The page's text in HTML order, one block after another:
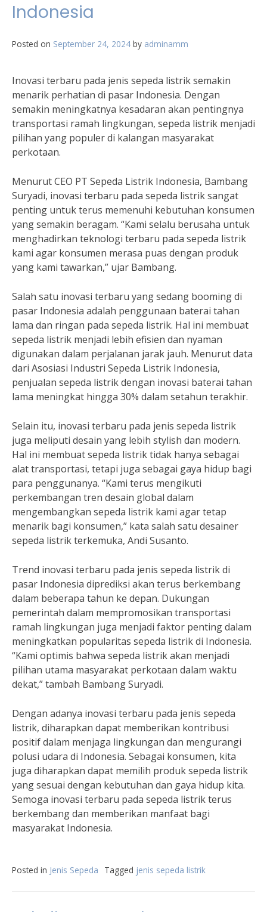
Indonesia
Posted on September 24, 2024 by adminamm
Inovasi terbaru pada jenis sepeda listrik semakin
menarik perhatian di pasar Indonesia. Dengan
semakin meningkatnya kesadaran akan pentingnya
transportasi ramah lingkungan, sepeda listrik menjadi
pilihan yang populer di kalangan masyarakat
perkotaan.
Menurut CEO PT Sepeda Listrik Indonesia, Bambang
Suryadi, inovasi terbaru pada sepeda listrik sangat
penting untuk terus memenuhi kebutuhan konsumen
yang semakin beragam. “Kami selalu berusaha untuk
menghadirkan teknologi terbaru pada sepeda listrik
kami agar konsumen merasa puas dengan produk
yang kami tawarkan,” ujar Bambang.
Salah satu inovasi terbaru yang sedang booming di
pasar Indonesia adalah penggunaan baterai tahan
lama dan ringan pada sepeda listrik. Hal ini membuat
sepeda listrik menjadi lebih efisien dan nyaman
digunakan dalam perjalanan jarak jauh. Menurut data
dari Asosiasi Industri Sepeda Listrik Indonesia,
penjualan sepeda listrik dengan inovasi baterai tahan
lama meningkat hingga 30% dalam setahun terakhir.
Selain itu, inovasi terbaru pada jenis sepeda listrik
juga meliputi desain yang lebih stylish dan modern.
Hal ini membuat sepeda listrik tidak hanya sebagai
alat transportasi, tetapi juga sebagai gaya hidup bagi
para penggunanya. “Kami terus mengikuti
perkembangan tren desain global dalam
mengembangkan sepeda listrik kami agar tetap
menarik bagi konsumen,” kata salah satu desainer
sepeda listrik terkemuka, Andi Susanto.
Trend inovasi terbaru pada jenis sepeda listrik di
pasar Indonesia diprediksi akan terus berkembang
dalam beberapa tahun ke depan. Dukungan
pemerintah dalam mempromosikan transportasi
ramah lingkungan juga menjadi faktor penting dalam
meningkatkan popularitas sepeda listrik di Indonesia.
“Kami optimis bahwa sepeda listrik akan menjadi
pilihan utama masyarakat perkotaan dalam waktu
dekat,” tambah Bambang Suryadi.
Dengan adanya inovasi terbaru pada jenis sepeda
listrik, diharapkan dapat memberikan kontribusi
positif dalam menjaga lingkungan dan mengurangi
polusi udara di Indonesia. Sebagai konsumen, kita
juga diharapkan dapat memilih produk sepeda listrik
yang sesuai dengan kebutuhan dan gaya hidup kita.
Semoga inovasi terbaru pada sepeda listrik terus
berkembang dan memberikan manfaat bagi
masyarakat Indonesia.
Posted in Jenis Sepeda Tagged jenis sepeda listrik